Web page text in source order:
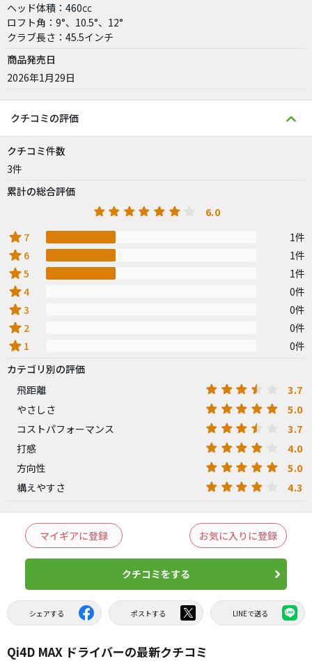
ヘッド体積：460㏄
ロフト角：9°、10.5°、12°
クラブ長さ：45.5インチ
商品発売日
2026年1月29日
クチコミの評価
クチコミ件数
3件
累計の総合評価
6.0
star 7 1件
star 6 1件
star5 1件
star4 0件
star3 0件
star 2 0件
star 1
0件
カテゴリ別の評価
飛距離
3.7
やさしさ 5.0
コストパフォーマンス 3.7
打感 4.0
方向性 5.0
構えやすさ 4.3
マイギアに登録 お気に入りに登録
クチコミをする
シェアする ポストする LINEで送る
Qi4D MAX ドライバーの最新クチコミ